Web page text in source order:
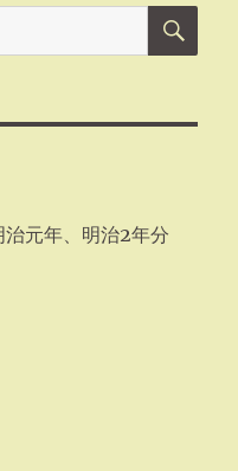
検
治元年、明治2年分